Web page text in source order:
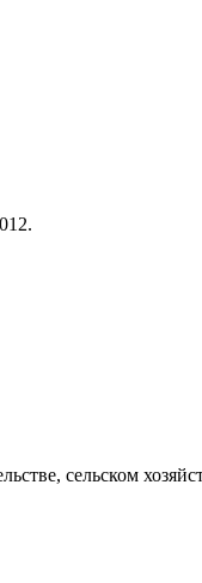
сельском